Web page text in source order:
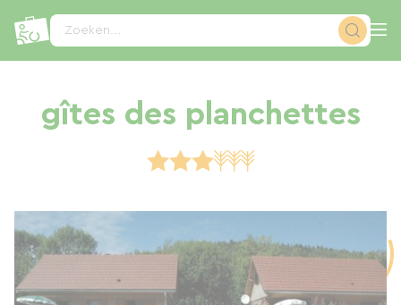
Zoeken...
gîtes des planchettes
Cookies beheer paneel